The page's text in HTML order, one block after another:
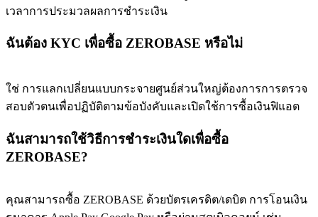
เวลาการประมวลผลการชำระเงิน
ฉันต้อง KYC เพื่อซื้อ ZEROBASE หรือไม่
ใช่ การแลกเปลี่ยนแบบกระจายศูนย์ส่วนใหญ่ต้องการการตรวจ
สอบตัวตนเพื่อปฏิบัติตามข้อบังคับและเปิดใช้การซื้อเงินฟิแอต
ฉันสามารถใช้วิธีการชำระเงินใดเพื่อซื้อ
ZEROBASE?
คุณสามารถซื้อ ZEROBASE ด้วยบัตรเครดิต/เดบิต การโอนเงิน